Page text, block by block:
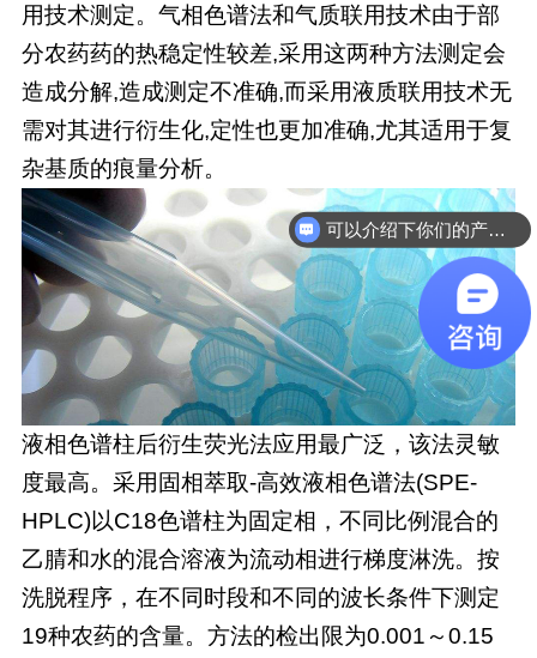
用技术测定。气相色谱法和气质联用技术由于部
分农药药的热稳定性较差,采用这两种方法测定会
造成分解,造成测定不准确,而采用液质联用技术无
需对其进行衍生化,定性也更加准确,尤其适用于复
杂基质的痕量分析。
液相色谱柱后衍生荧光法应用最广泛，该法灵敏
度最高。采用固相萃取-高效液相色谱法(SPE-
HPLC)以C18色谱柱为固定相，不同比例混合的
乙腈和水的混合溶液为流动相进行梯度淋洗。按
洗脱程序，在不同时段和不同的波长条件下测定
19种农药的含量。方法的检出限为0.001～0.15
可以介绍下你们的产品么
你们是怎么收费的呢